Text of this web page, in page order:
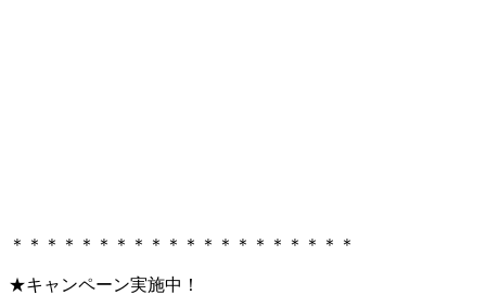
＊＊＊＊＊＊＊＊＊＊＊＊＊＊＊＊＊＊＊＊
★キャンペーン実施中！